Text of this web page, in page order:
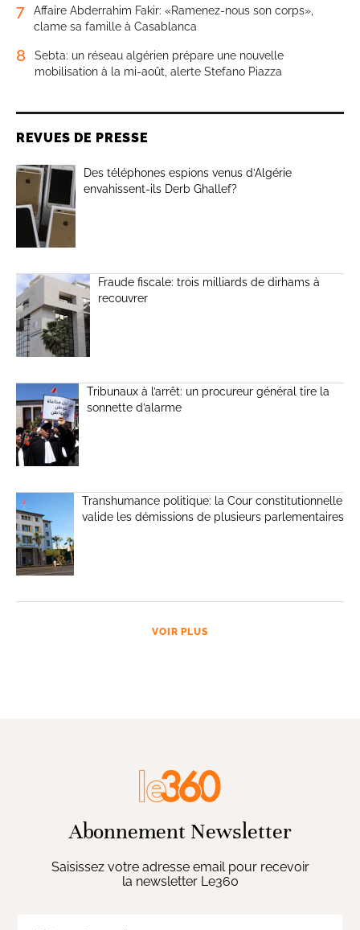
7
Affaire Abderrahim Fakir: «Ramenez-nous son corps»,
clame sa famille à Casablanca
8
Sebta: un réseau algérien prépare une nouvelle
mobilisation à la mi-août, alerte Stefano Piazza
REVUES DE PRESSE
Des téléphones espions venus d’Algérie
envahissent-ils Derb Ghallef?
Fraude fiscale: trois milliards de dirhams à
recouvrer
Tribunaux à l’arrêt: un procureur général tire la
sonnette d’alarme
Transhumance politique: la Cour constitutionnelle
valide les démissions de plusieurs parlementaires
VOIR PLUS
Abonnement Newsletter
Saisissez votre adresse email pour recevoir
la newsletter Le360